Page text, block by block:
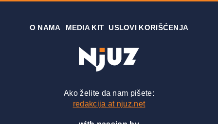
О NAMA MEDIA KIT USLOVI KORIŠĆENJA
Ako želite da nam pišete:
redakcija at njuz.net